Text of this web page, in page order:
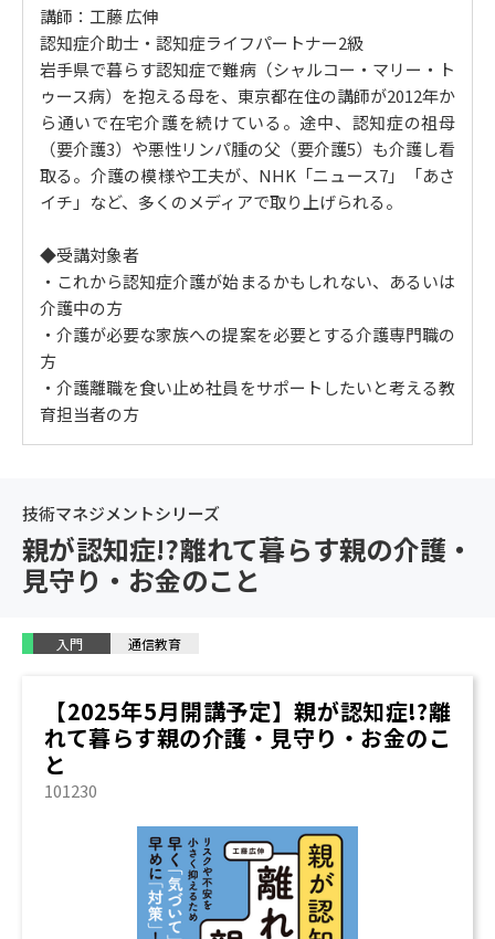
Uターンや呼び寄せをしなかった理由
5. 離れて暮らす親の介護と介護保険サービス
地域包括支援センターとは？
要介護認定
離れて暮らす親と介護保険サービス
離れて暮らす親の介護に介護保険は欠かせない
6. 介護のプロでも解決できない 5つの問題
親家片（おやかた）
交通費がかかり過ぎる
家電のトラブル
郵便物の問題
7. 遠距離介護のトラブル事例
新型コロナウイルスに感染した
冷蔵庫の脱臭剤を食べてしまった
8. 離れて暮らす親の介護 3つのメリット
認知症の症状が落ち着く
ひとりで介護を丸抱えしない
講師：工藤 広伸
認知症介助士・認知症ライフパートナー2級
岩手県で暮らす認知症で難病（シャルコー・マリー・ト
ゥース病）を抱える母を、東京都在住の講師が2012年か
ら通いで在宅介護を続けている。途中、認知症の祖母
（要介護3）や悪性リンパ腫の父（要介護5）も介護し看
取る。介護の模様や工夫が、NHK「ニュース7」「あさ
イチ」など、多くのメディアで取り上げられる。
◆受講対象者
・これから認知症介護が始まるかもしれない、あるいは
介護中の方
・介護が必要な家族への提案を必要とする介護専門職の
方
・介護離職を食い止め社員をサポートしたいと考える教
育担当者の方
技術マネジメントシリーズ
親が認知症!?離れて暮らす親の介護・
見守り・お金のこと
入門 通信教育
【2025年5月開講予定】親が認知症!?離
れて暮らす親の介護・見守り・お金のこ
と
101230